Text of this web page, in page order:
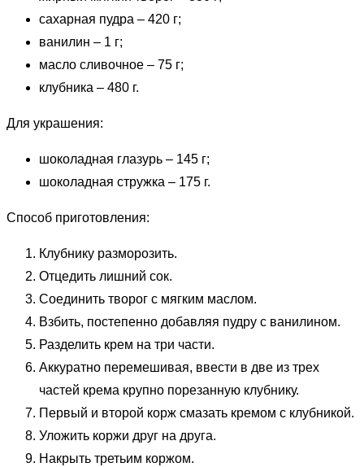
сахарная пудра – 420 г;
ванилин – 1 г;
масло сливочное – 75 г;
клубника – 480 г.
Для украшения:
шоколадная глазурь – 145 г;
шоколадная стружка – 175 г.
Способ приготовления:
Клубнику разморозить.
Отцедить лишний сок.
Соединить творог с мягким маслом.
Взбить, постепенно добавляя пудру с ванилином.
Разделить крем на три части.
Аккуратно перемешивая, ввести в две из трех
частей крема крупно порезанную клубнику.
Первый и второй корж смазать кремом с клубникой.
Уложить коржи друг на друга.
Накрыть третьим коржом.